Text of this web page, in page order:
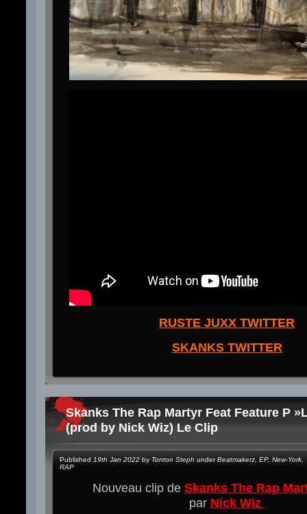
RUSTE JUXX TWITTER
SKANKS TWITTER
Skanks The Rap Martyr Feat Feature P
(prod by Nick Wiz) Le Clip
Published 19th Jan 2022 by Tonton Steph underBeatmakerz EP, New-York
RAP
Nouveau clip de Skanks The Rap
par Nick Wiz